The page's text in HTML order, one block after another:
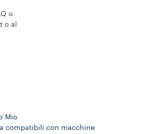
o
o al
Mio
compatibili con macchine